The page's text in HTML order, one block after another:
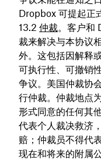
Dropbox 可提起正
仲裁。客户和
裁来解决与本协议
外。这包括因解释
可执行性、可撤销
争议。美国仲裁协
行仲裁。仲裁地点
形式同意的任何其
代表个人裁决救济
赔；仲裁员不得代
现在和将来的附属